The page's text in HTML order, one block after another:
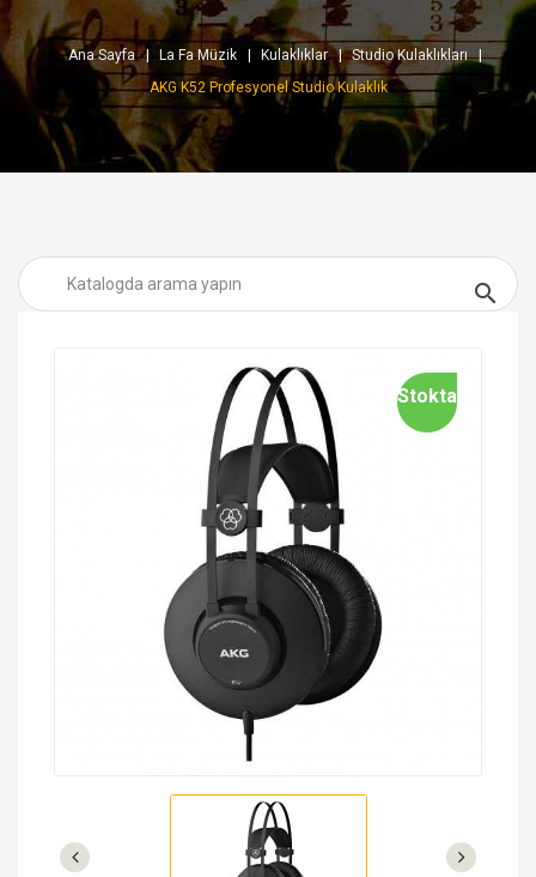
Ana Sayfa La Fa Müzik Kulaklıklar
Studio Kulaklıkları
AKG K52 Profesyonel Studio Kulaklık

Stokta